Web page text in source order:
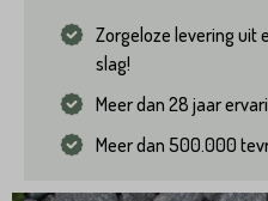
Zorgeloze levering uit
slag!
Meer dan 28 jaar
Meer dan 500.000